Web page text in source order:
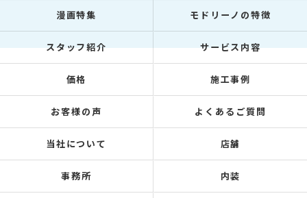
漫画特集 モドリーノの特徴
スタッフ紹介 サービス内容
価格 施工事例
お客様の声 よくあるご質問
当社について 店舗
事務所 内装